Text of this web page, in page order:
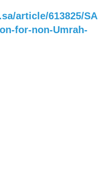
article/613825/
for-non-Umrah-